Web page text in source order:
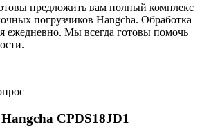
предложить вам полный комплекс
погрузчиков Hangcha. Обработка
ежедневно. Мы всегда готовы помочь
CPDS18JD1